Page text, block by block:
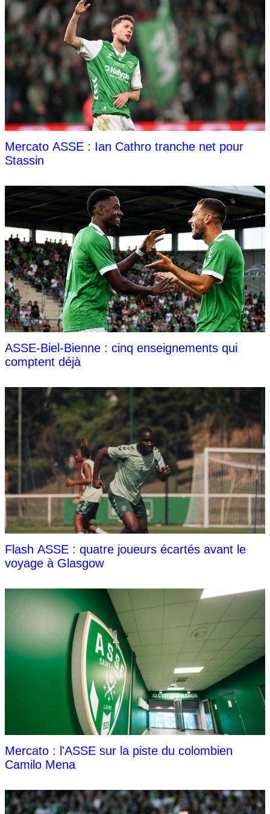
Mercato ASSE : Ian Cathro tranche net pour
Stassin
ASSE-Biel-Bienne : cinq enseignements qui
comptent déjà
Flash ASSE : quatre joueurs écartés avant le
voyage à Glasgow
Mercato : l'ASSE sur la piste du colombien
Camilo Mena